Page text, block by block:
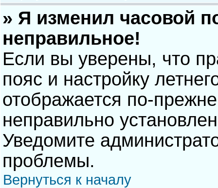
» Я изменил часовой
неправильное!
Если вы уверены, что
пояс и настройку
отображается по-
неправильно
Уведомите
проблемы.
Вернуться к началу